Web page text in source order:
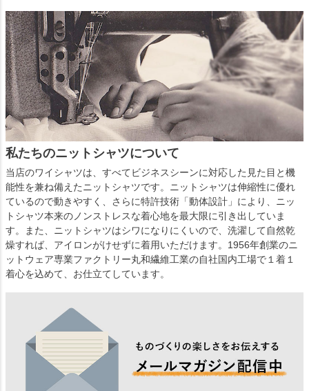
私たちのニットシャツについて
当店のワイシャツは、すべてビジネスシーンに対応した見た目と機
能性を兼ね備えたニットシャツです。ニットシャツは伸縮性に優れ
ているので動きやすく、さらに特許技術「動体設計」により、ニッ
トシャツ本来のノンストレスな着心地を最大限に引き出していま
す。また、ニットシャツはシワになりにくいので、洗濯して自然乾
燥すれば、アイロンがけせずに着用いただけます。1956年創業のニ
ットウェア専業ファクトリー丸和繊維工業の自社国内工場で１着１
着心を込めて、お仕立てしています。